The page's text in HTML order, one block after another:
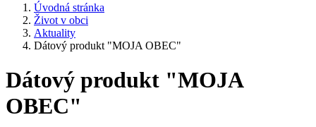
Úvodná stránka
Život v obci
Aktuality
Dátový produkt "MOJA OBEC"
Dátový produkt "MOJA
OBEC"